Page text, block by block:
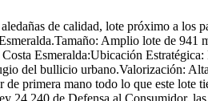
de calidad, lote próximo a los
Amplio lote de 941
Esmeralda:Ubicación
del bullicio urbano.Valorización:
primera mano todo lo que este lote
de Defensa al Consumidor,